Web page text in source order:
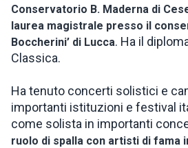
Conservatorio B. Maderna di
laurea magistrale presso il
Boccherini’ di Lucca. Ha il
Classica.
Ha tenuto concerti solistici e
importanti istituzioni e festival
come solista in importanti
ruolo di spalla con artisti di fama